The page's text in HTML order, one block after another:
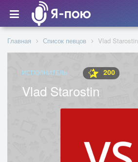
Главная Список певцов Vlad Starostin
ИСПОЛНИТЕЛЬ 200
Vlad Starostin